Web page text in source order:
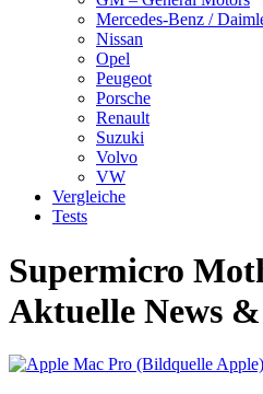
Mercedes-Benz /
Nissan
Opel
Peugeot
Porsche
Renault
Suzuki
Volvo
VW
Vergleiche
Tests
Supermicro
Aktuelle News